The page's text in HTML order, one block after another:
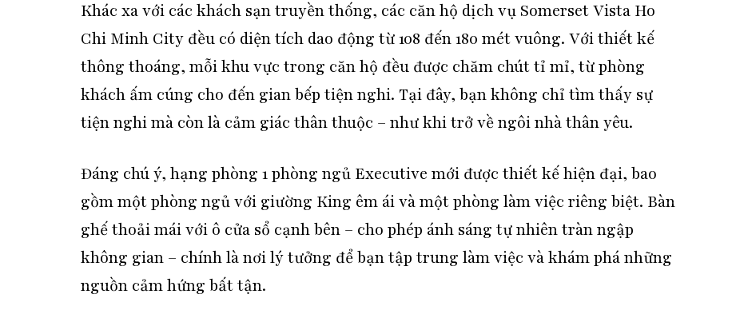
Khác xa với các khách sạn truyền thống, các căn hộ dịch vụ Somerset Vista Ho
Chi Minh City đều có diện tích dao động từ 108 đến 180 mét vuông. Với thiết kế
thông thoáng, mỗi khu vực trong căn hộ đều được chăm chút tỉ mỉ, từ phòng
khách ấm cúng cho đến gian bếp tiện nghi. Tại đây, bạn không chỉ tìm thấy sự
tiện nghi mà còn là cảm giác thân thuộc – như khi trở về ngôi nhà thân yêu.
Đáng chú ý, hạng phòng 1 phòng ngủ Executive mới được thiết kế hiện đại, bao
gồm một phòng ngủ với giường King êm ái và một phòng làm việc riêng biệt. Bàn
ghế thoải mái với ô cửa sổ cạnh bên – cho phép ánh sáng tự nhiên tràn ngập
không gian – chính là nơi lý tưởng để bạn tập trung làm việc và khám phá những
nguồn cảm hứng bất tận.